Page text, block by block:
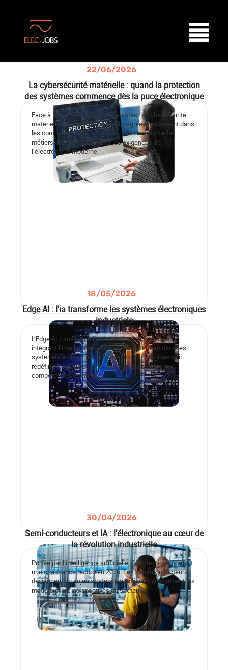
ÉLECTRONIQUE
22/06/2026
La cybersécurité matérielle : quand la protection
des systèmes commence dès la puce électronique
Face à la montée des cybermenaces, la cybersécurité
matérielle devient essentielle. Intégrée directement dans
les composants électroniques, elle transforme les
métiers, les technologies et les exigences de
l’électronique moderne.
18/05/2026
Edge AI : l’ia transforme les systèmes électroniques
industriels
L’Edge AI transforme l’électronique industrielle en
intégrant l’intelligence artificielle directement dans les
systèmes embarqués. Une évolution stratégique qui
redéfinit les équipements électroniques et les
compétences techniques.
30/04/2026
Semi-conducteurs et IA : l’électronique au cœur de
la révolution industrielle
Portée par l’intelligence artificielle, l’électronique connaît
une croissance record en 2026. Les semi-conducteurs
deviennent un enjeu stratégique majeur, transformant les
métiers et les perspectives du secteur.